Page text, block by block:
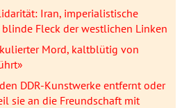
Iran, imperialistische
Fleck der westlichen Linken
Mord, kaltblütig von
DDR-Kunstwerke entfernt oder
sie an die Freundschaft mit